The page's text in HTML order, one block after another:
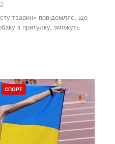
тварин» повідомляє, що
з притулку, зможуть
СПОРТ